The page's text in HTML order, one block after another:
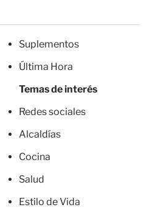
Suplementos
Última Hora
Temas de interés
Redes sociales
Alcaldías
Cocina
Salud
Estilo de Vida